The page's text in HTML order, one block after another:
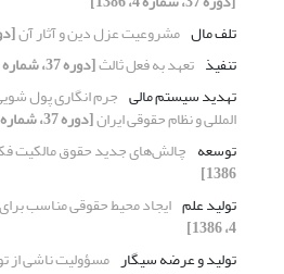
تلف مال مشروعیت عزل دین و آثار آن[دوره
تنفیذ تعهد به فعل ثالث[دوره 37، شماره 1، 1386]
تهدید سیستم مالی جرم انگاری پول
المللی و نظام حقوقی ایران[دوره 37، شماره 4، 1386]
توسعه چالش‌های جدید حقوق مالکیت
1386]
تولید علم ایجاد محیط حقوقی مناسب
4، 1386]
تولید و عرضه سیگار مسؤولیت ناشی از